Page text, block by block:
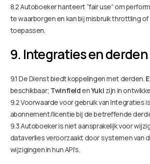
8.2 Autoboeker hanteert “fair use” om
te waarborgen en kan bij misbruik throttling
toepassen.
9. Integraties en derden
9.1 De Dienst biedt koppelingen met derden.
beschikbaar; TwinfieldenYuki zijn in
9.2 Voorwaarde voor gebruik van Integraties
abonnement/licentie bij de betreffende
9.3 Autoboeker is niet aansprakelijk voor
dataverlies veroorzaakt door systemen van
wijzigingen in hun API’s.